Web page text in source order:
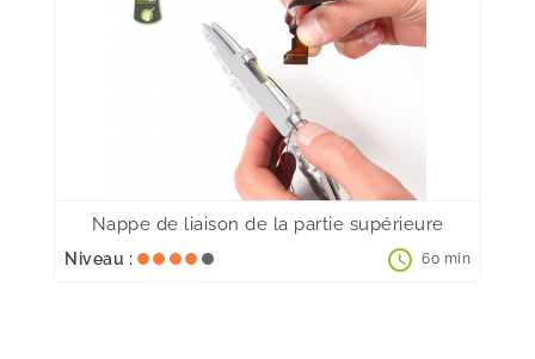
Nappe de liaison de la partie supérieure
Niveau : schedule 60 min